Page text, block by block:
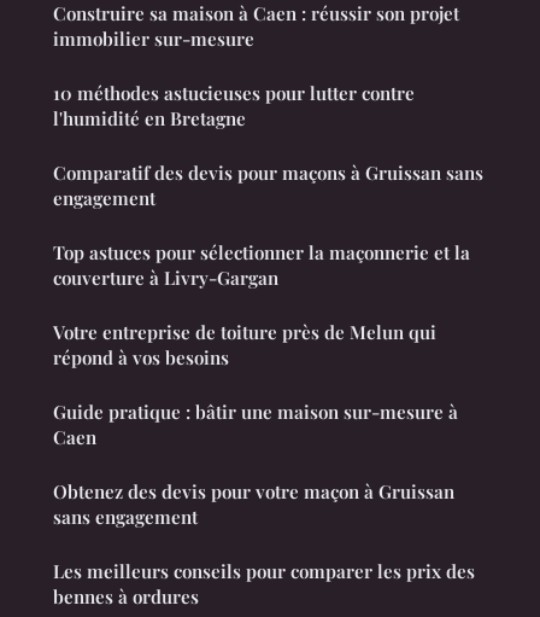
Construire sa maison à Caen : réussir son projet
immobilier sur-mesure
10 méthodes astucieuses pour lutter contre
l'humidité en Bretagne
Comparatif des devis pour maçons à Gruissan sans
engagement
Top astuces pour sélectionner la maçonnerie et la
couverture à Livry-Gargan
Votre entreprise de toiture près de Melun qui
répond à vos besoins
Guide pratique : bâtir une maison sur-mesure à
Caen
Obtenez des devis pour votre maçon à Gruissan
sans engagement
Les meilleurs conseils pour comparer les prix des
bennes à ordures